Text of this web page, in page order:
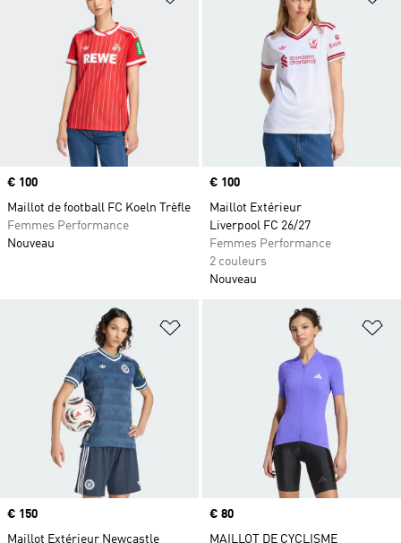
Prix
€ 100
Maillot de football FC Koeln Trèfle
Femmes Performance
Nouveau
Prix
€ 100
Maillot Extérieur
Liverpool FC 26/27
Femmes Performance
2 couleurs
Nouveau
Ajouter à la Liste de produits
Prix
€ 150
Maillot Extérieur Newcastle
Prix
€ 80
MAILLOT DE CYCLISME